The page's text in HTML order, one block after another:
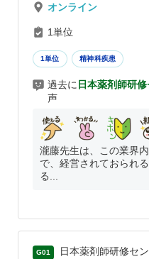
オンライン
1単位
1単位 精神科疾患
過去に 日本薬剤師研
声
瀧藤先生は、この業界
で、経営されておられ
る...
G01 日本薬剤師研修セ